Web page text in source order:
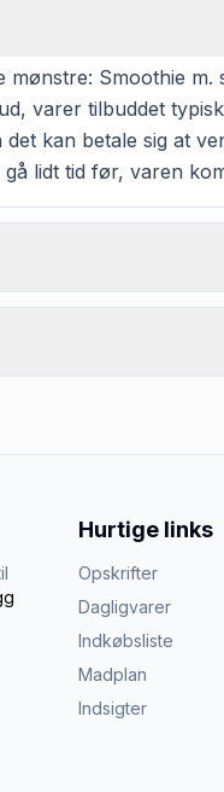
mønstre: Smoothie
varer tilbuddet
kan betale sig at
lidt tid før, varen
Hurtige links
Opskrifter
Dagligvarer
Indkøbsliste
Madplan
Indsigter